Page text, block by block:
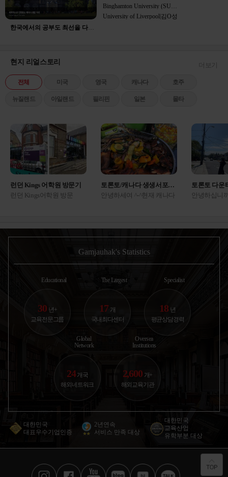
애듀부산 | 컨설턴트 센터장
애 친구 엄마가 여기 상담 잘 해준다고 해서 갔
미국
못 하고 갔는데, 아이 성...
영국
송○이
애듀부산 | 컨설턴트 진종현
영국 의대나 명문대 목표라 에이레벨을 해야 하
나 파운데이션을 해야 하나 ...
2025.07.17
애듀부산 | 컨설턴트 이진영
황○경
애듀부산 | 컨설턴트 센터장
2025.10.30
권○윤
애듀부산 | 컨설턴트 박은혜
아이가 운동 좋아하고 자연 친화적인 성향이라
뉴질랜드 추천받았어요. 학교...
2025.11.03
애듀부산 | 컨설턴트 이진영
서구권은 너무 멀고 비용도 부담이라 아시아 쪽
국제학교 알아봤어요. 뉴질...
2026.01.12
오○민
제가 유학 가고 싶다고 엄마한테 계속 떼써서 오
2026.02.27
한국에서의 공부도 최선을 다해 임했지만 영어에 대한 관심이 많았고 해외에서의 고등학교 생활이 저의 견문을 더 넓힐 수 있다는 생각에 유학을 결심했고, 중학교 졸업후 한국 고등학교 진학 대신 유학을 준비하여 2017년 2월부터 캐나다 고등학교에 진학하게 되었습니다.
Binghamton University (SUNY)|이치훈
University of Liverpool|김O성
현지 리얼스토리 더보기
전체 미국 영국 캐나다 호주
뉴질랜드 아일랜드 필리핀 일본 몰타
런던 Kings 어학원 방문기
런던 Kings어학원 방문
토론토/캐나다 생생서포터즈 후기
안녕하세여 ^-^현재 캐나다
이를 두군데만 있어보았지
홈스테이는
토론토 다운
안녕하십니
Gamjauhak's Statistics
Educational
30 년+
교육전문그룹
The Largest
17 개
국내최다센터
Specialist
18 년
평균상담경력
Global
Network
24 개국
해외네트워크
Oversea
Institutions
2,600 개+
해외교육기관
대한민국
대표우수기업인증
2년연속
서비스 만족 대상
대한민국
교육산업
유학부분 대상